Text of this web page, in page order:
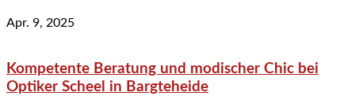
Apr. 9, 2025
Kompetente Beratung und modischer Chic bei
Optiker Scheel in Bargteheide